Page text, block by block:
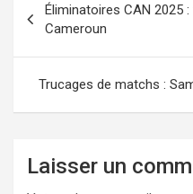
de
l’article
Éliminatoires CAN 2025
Cameroun
Trucages de matchs :
Laisser un